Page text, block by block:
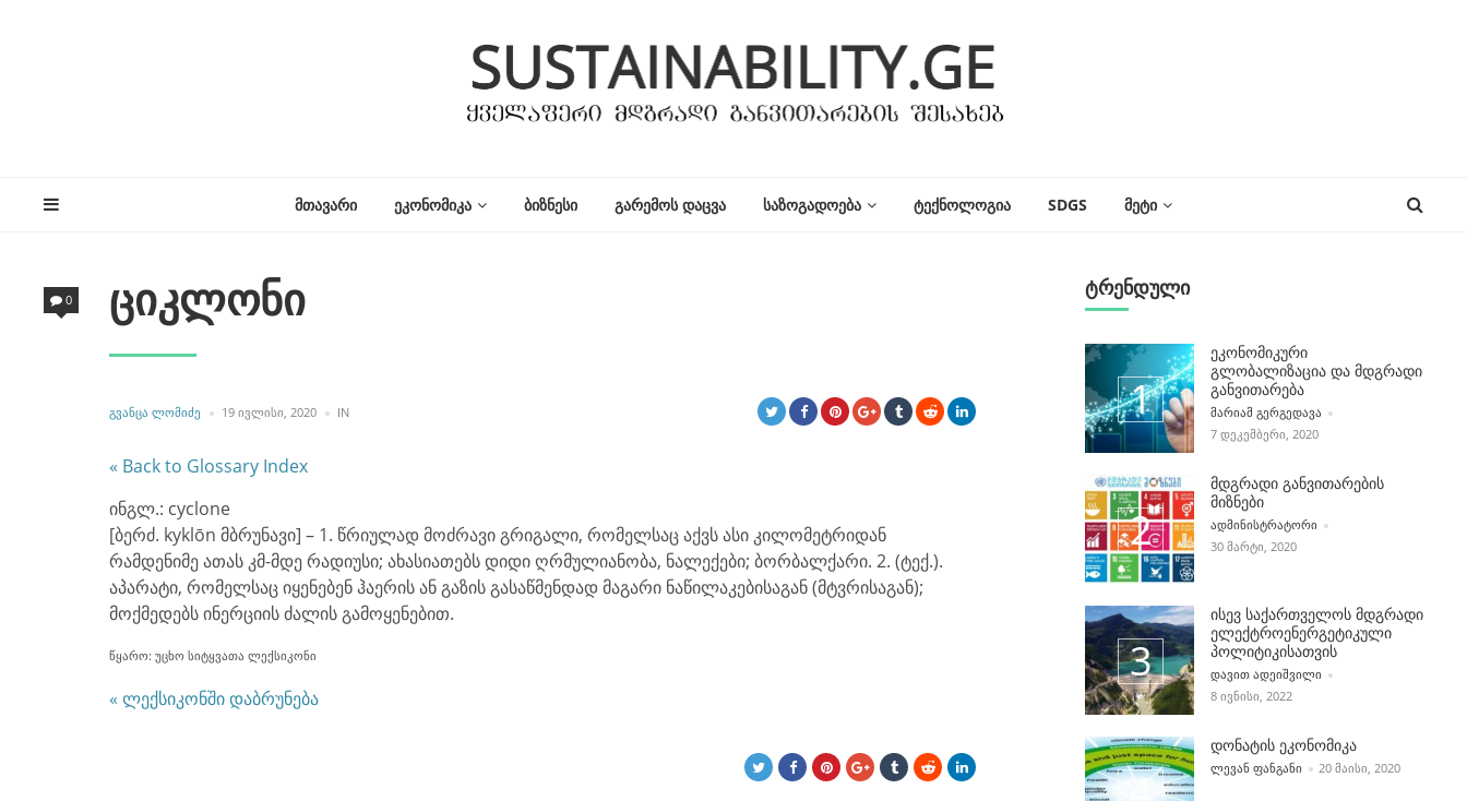
ᲛᲗᲐᲕᲐᲠᲘ ᲔᲙᲝᲜᲝᲛᲘᲙᲐ ᲑᲘᲖᲜᲔᲡᲘ ᲒᲐᲠᲔᲛᲝᲡ ᲓᲐᲪᲕᲐ ᲡᲐᲖᲝᲒᲐᲓᲝᲔᲑᲐ ᲢᲔᲥᲜᲝᲚᲝᲒᲘᲐ SDGS ᲛᲔᲢᲘ
ციკლონი
POSTED
ᲒᲕᲐᲜᲪᲐ ᲚᲝᲛᲘᲫᲔ 19 ᲘᲕᲚᲘᲡᲘ, 2020 INPOSTED
0
« Back to Glossary Index
ინგლ.: cyclone
[ბერძ. kyklōn მბრუნავი] – 1. წრიულად მოძრავი გრიგალი, რომელსაც აქვს ასი კილომეტრიდან
რამდენიმე ათას კმ-მდე რადიუსი; ახასიათებს დიდი ღრმულიანობა, ნალექები; ბორბალქარი. 2. (ტექ.).
აპარატი, რომელსაც იყენებენ ჰაერის ან გაზის გასაწმენდად მაგარი ნაწილაკებისაგან (მტვრისაგან);
მოქმედებს ინერციის ძალის გამოყენებით.
წყარო: უცხო სიტყვათა ლექსიკონი
« ლექსიკონში დაბრუნება
ტრენდული
ეკონომიკური
გლობალიზაცია და მდგრადი
განვითარება
POSTED BY
ᲛᲐᲠᲘᲐᲛ ᲒᲔᲠᲒᲔᲓᲐᲕᲐ
7 ᲓᲔᲙᲔᲛᲑᲔᲠᲘ, 2020
მდგრადი განვითარების
მიზნები
POSTED BY
ᲐᲓᲛᲘᲜᲘᲡᲢᲠᲐᲢᲝᲠᲘ
30 ᲛᲐᲠᲢᲘ, 2020
ისევ საქართველოს მდგრადი
ელექტროენერგეტიკული
პოლიტიკისათვის
POSTED BY
ᲓᲐᲕᲘᲗ ᲐᲓᲔᲘᲨᲕᲘᲚᲘ
8 ᲘᲕᲜᲘᲡᲘ, 2022
დონატის ეკონომიკა
POSTED BY
ᲚᲔᲕᲐᲜ ᲤᲐᲜᲒᲐᲜᲘ 20 ᲛᲐᲘᲡᲘ, 2020